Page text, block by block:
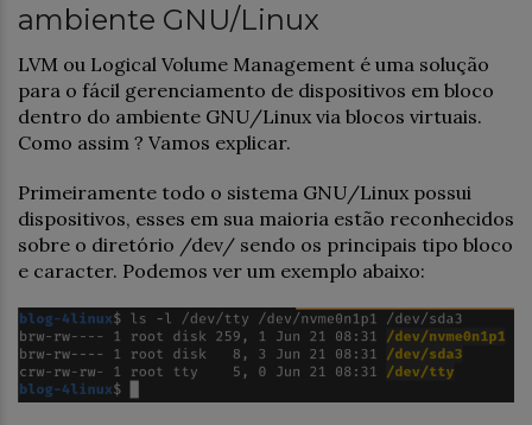
ambiente GNU/Linux
LVM ou Logical Volume Management é uma solução
para o fácil gerenciamento de dispositivos em bloco
dentro do ambiente GNU/Linux via blocos virtuais.
Como assim ? Vamos explicar.
Primeiramente todo o sistema GNU/Linux possui
dispositivos, esses em sua maioria estão reconhecidos
sobre o diretório /dev/ sendo os principais tipo bloco
e caracter. Podemos ver um exemplo abaixo: